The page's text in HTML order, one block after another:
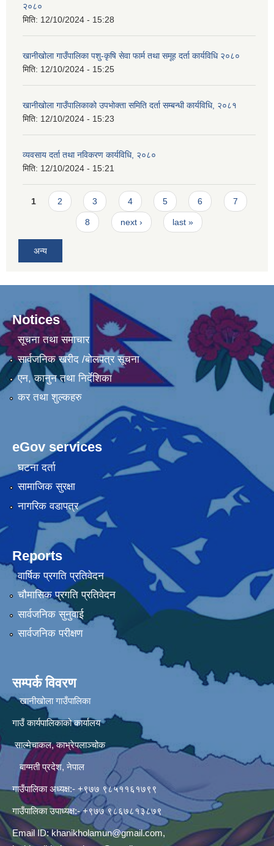
२०८०
मिति: 12/10/2024 - 15:28
खानीखोला गाउँपालिका पशु-कृषि सेवा फार्म तथा समूह दर्ता कार्यविधि २०८०
मिति: 12/10/2024 - 15:25
खानीखोला गाउँपालिकाको उपभोक्ता समिति दर्ता सम्बन्धी कार्यविधि, २०८१
मिति: 12/10/2024 - 15:23
व्यवसाय दर्ता तथा नविकरण कार्यविधि, २०८०
मिति: 12/10/2024 - 15:21
Pages
1 2 3 4 5 6 7
8 next › last »
अन्य
Notices
सूचना तथा समाचार
सार्वजनिक खरीद /बोलपत्र सूचना
एन, कानुन तथा निर्देशिका
कर तथा शुल्कहरु
eGov services
घटना दर्ता
सामाजिक सुरक्षा
नागरिक वडापत्र
Reports
वार्षिक प्रगति प्रतिवेदन
चौमासिक प्रगति प्रतिवेदन
सार्वजनिक सुनुवाई
सार्वजनिक परीक्षण
सम्पर्क विवरण
खानीखोला गाउँपालिका
गाउँ कार्यपालिकाको कार्यालय
साल्मेचाकल, काभ्रेपलाञ्चोक
बाग्मती प्रदेश, नेपाल
गाउँपालिका अध्यक्ष:- +९७७ ९८५११६१७९९
गाउँपालिका उपाध्यक्ष:- +९७७ ९८६७८१३८७९
Email ID:khanikholamun@gmail.com,